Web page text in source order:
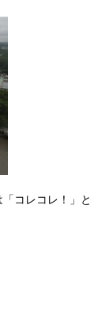
コレコレ！」と